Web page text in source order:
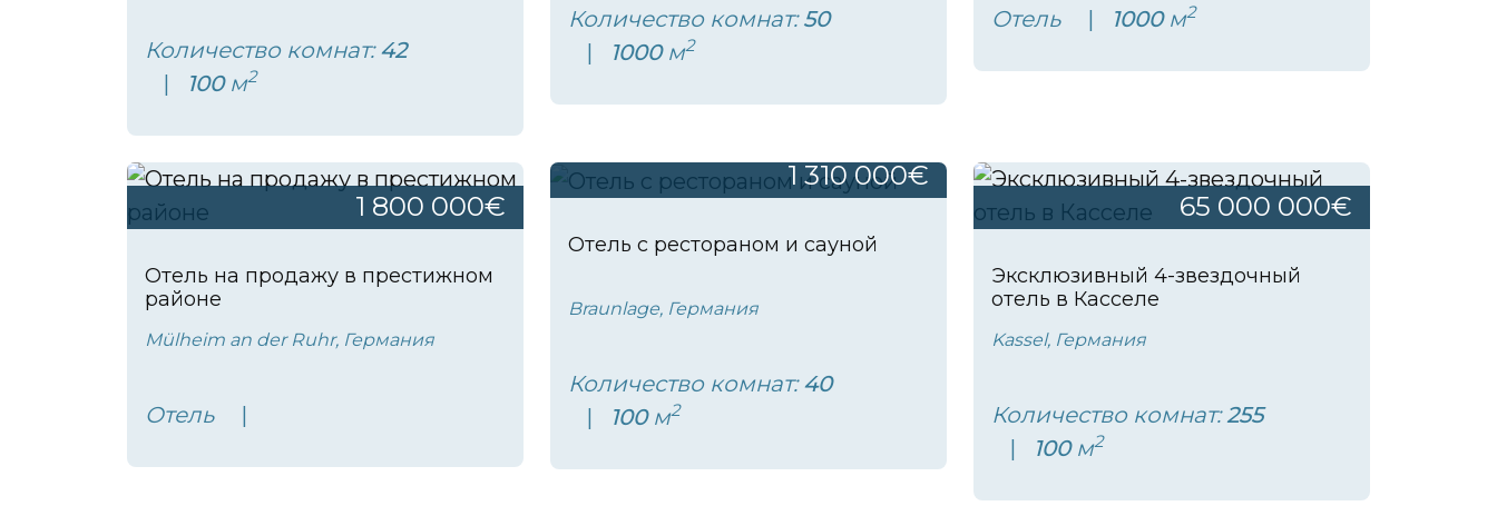
Количество комнат:42
100м2
Количество комнат:50
1000м2
Отель 1000м2
1 800 000€
Отель на продажу в престижном
районе
Mülheim an der Ruhr, Германия
Отель
1 310 000€
Отель с рестораном и сауной
Braunlage, Германия
Количество комнат:40
100м2
65 000 000€
Эксклюзивный 4-звездочный
отель в Касселе
Kassel, Германия
Количество комнат:255
100м2